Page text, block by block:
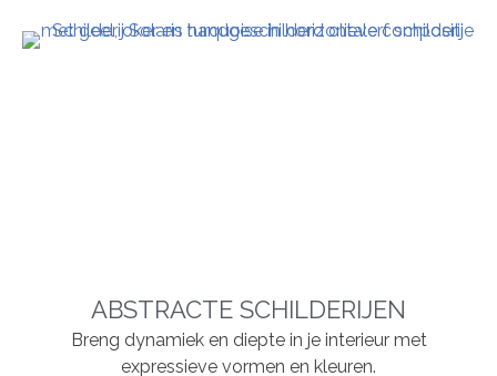
ABSTRACTE SCHILDERIJEN
Breng dynamiek en diepte in je interieur met
expressieve vormen en kleuren.